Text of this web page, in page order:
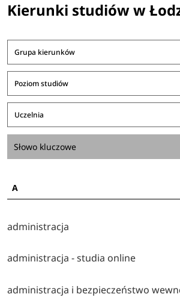
Kierunki studiów w
Grupa kierunków
Poziom studiów
Uczelnia
A
administracja
administracja - studia online
administracja i bezpieczeństwo